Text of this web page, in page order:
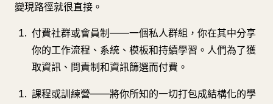
變現路徑就很直接。
付費社群或會員制——一個私人群組，你在其中分享
你的工作流程、系統、模板和持續學習。人們為了獲
取資訊、問責制和資訊篩選而付費。
課程或訓練營——將你所知的一切打包成結構化的學